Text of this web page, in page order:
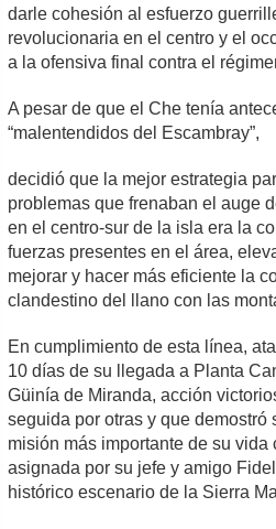
darle cohesión al esfuerzo
revolucionaria en el centro y el
a la ofensiva final contra el
A pesar de que el Che tenía
“malentendidos del Escambray”,
decidió que la mejor estrategia
problemas que frenaban el auge
en el centro-sur de la isla era la
fuerzas presentes en el área,
mejorar y hacer más eficiente la
clandestino del llano con las
En cumplimiento de esta línea,
10 días de su llegada a Planta
Güinía de Miranda, acción
seguida por otras y que demostró
misión más importante de su vida
asignada por su jefe y amigo
histórico escenario de la Sierra